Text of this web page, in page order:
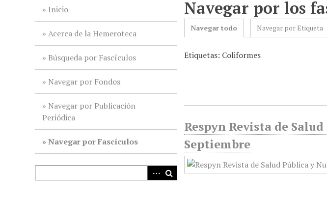
Inicio
Acerca de la Hemeroteca
Búsqueda por Fascículos
Navegar por Fondos
Navegar por Publicación
Periódica
Navegar por Fascículos
Navegar por los
Navegar todo Navegar por Etiqueta
Etiquetas: Coliformes
Respyn Revista de
Septiembre